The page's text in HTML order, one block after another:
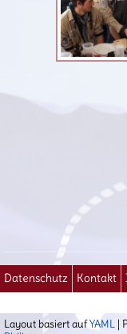
Datenschutz Kontakt
Layout basiert aufYAML |